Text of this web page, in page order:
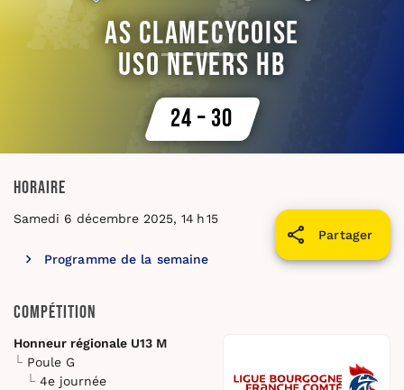
AS Clamecycoise
USO Nevers HB
24 – 30
Horaire
Partager
Samedi 6 décembre 2025, 14 h 15
Programme de la semaine
Compétition
Honneur régionale U13 M
Poule G
4e journée